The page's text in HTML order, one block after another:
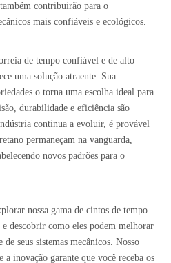
contribuirão para o
mais confiáveis ​​e ecológicos.
de tempo confiável e de alto
uma solução atraente. Sua
o torna uma escolha ideal para
durabilidade e eficiência são
continua a evoluir, é provável
permaneçam na vanguarda,
novos padrões para o
nossa gama de cintos de tempo
descobrir como eles podem melhorar
seus sistemas mecânicos. Nosso
a inovação garante que você receba os